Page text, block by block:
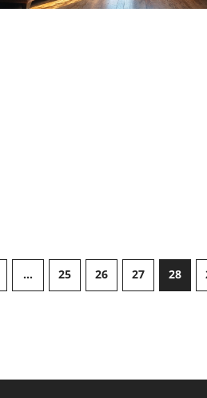
… 25 26 27 28